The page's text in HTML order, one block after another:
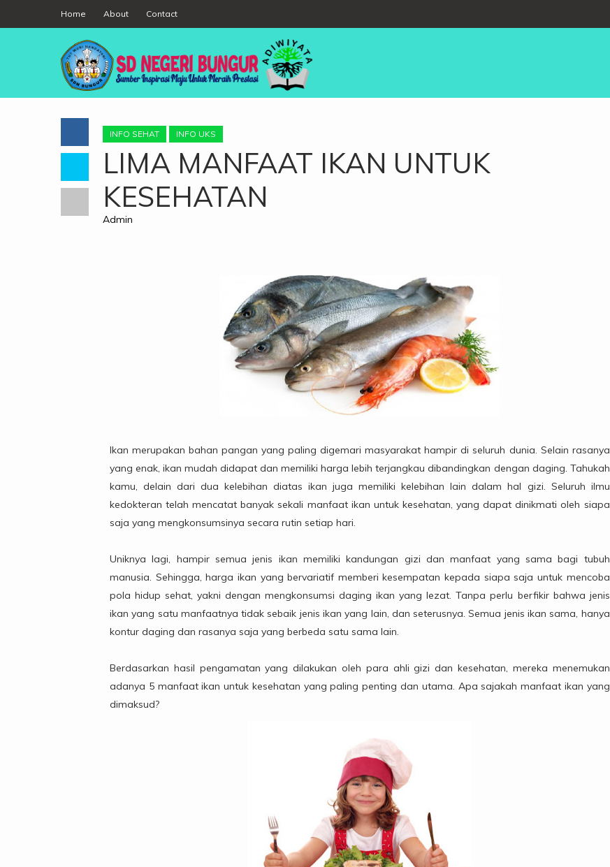
Home About Contact
INFO SEHAT INFO UKS
LIMA MANFAAT IKAN UNTUK
KESEHATAN
Admin
Ikan merupakan bahan pangan yang paling digemari masyarakat hampir di seluruh dunia. Selain rasanya
yang enak, ikan mudah didapat dan memiliki harga lebih terjangkau dibandingkan dengan daging. Tahukah
kamu, delain dari dua kelebihan diatas ikan juga memiliki kelebihan lain dalam hal gizi. Seluruh ilmu
kedokteran telah mencatat banyak sekali manfaat ikan untuk kesehatan, yang dapat dinikmati oleh siapa
saja yang mengkonsumsinya secara rutin setiap hari.
Uniknya lagi, hampir semua jenis ikan memiliki kandungan gizi dan manfaat yang sama bagi tubuh
manusia. Sehingga, harga ikan yang bervariatif memberi kesempatan kepada siapa saja untuk mencoba
pola hidup sehat, yakni dengan mengkonsumsi daging ikan yang lezat. Tanpa perlu berfikir bahwa jenis
ikan yang satu manfaatnya tidak sebaik jenis ikan yang lain, dan seterusnya. Semua jenis ikan sama, hanya
kontur daging dan rasanya saja yang berbeda satu sama lain.
Berdasarkan hasil pengamatan yang dilakukan oleh para ahli gizi dan kesehatan, mereka menemukan
adanya 5 manfaat ikan untuk kesehatan yang paling penting dan utama. Apa sajakah manfaat ikan yang
dimaksud?